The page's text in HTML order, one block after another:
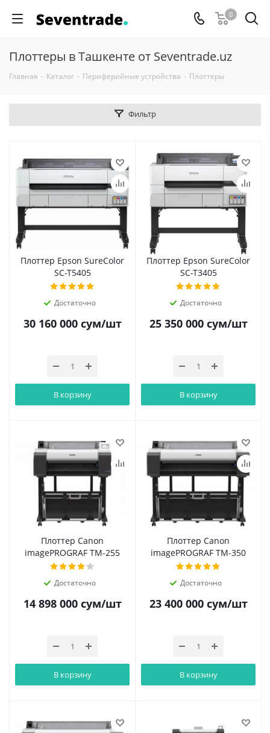
0
Плоттеры в Ташкенте от Seventrade.uz
Главная - Каталог - Периферийные устройства - Плоттеры
Фильтр
Плоттер Epson SureColor
SC-T5405
Достаточно
30 160 000сум/шт
В корзину
Плоттер Epson SureColor
SC-T3405
Достаточно
25 350 000сум/шт
В корзину
Плоттер Canon
imagePROGRAF TM-255
Достаточно
14 898 000сум/шт
В корзину
Плоттер Canon
imagePROGRAF TM-350
Достаточно
23 400 000сум/шт
В корзину